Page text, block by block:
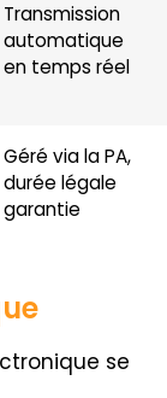
Transmission
automatique
en temps réel
Géré via la PA,
durée légale
garantie
se